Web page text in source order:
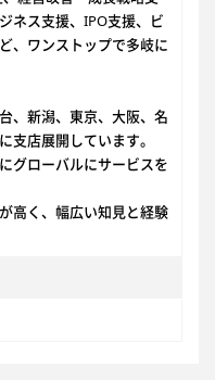
ネス支援、IPO支援、ビ
、ワンストップで多岐に
、新潟、東京、大阪、名
支店展開しています。
グローバルにサービスを
高く、幅広い知見と経験